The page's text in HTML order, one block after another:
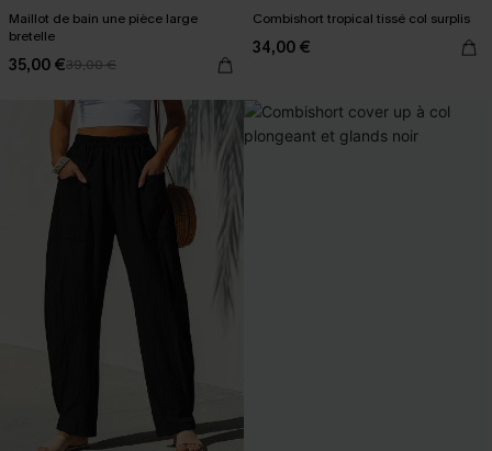
Maillot de bain une pièce large
bretelle
35,00 €39,00 €
Combishort tropical tissé col surplis
34,00 €